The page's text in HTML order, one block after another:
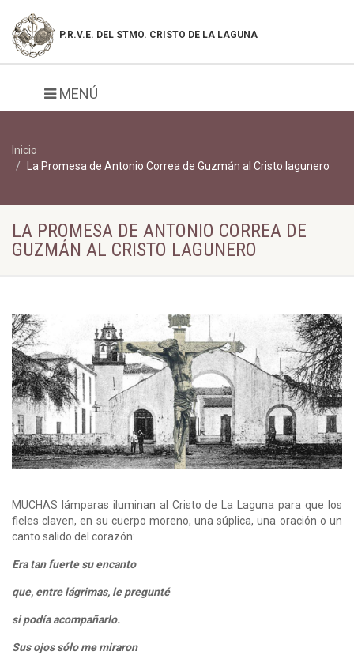
P.R.V.E. DEL STMO. CRISTO DE LA LAGUNA
MENÚ
Inicio
La Promesa de Antonio Correa de Guzmán al Cristo lagunero
LA PROMESA DE ANTONIO CORREA DE
GUZMÁN AL CRISTO LAGUNERO
MUCHAS lámparas iluminan al Cristo de La Laguna para que los
fieles claven, en su cuerpo moreno, una súplica, una oración o un
canto salido del corazón:
Era tan fuerte su encanto
que, entre lágrimas, le pregunté
si podía acompañarlo.
Sus ojos sólo me miraron